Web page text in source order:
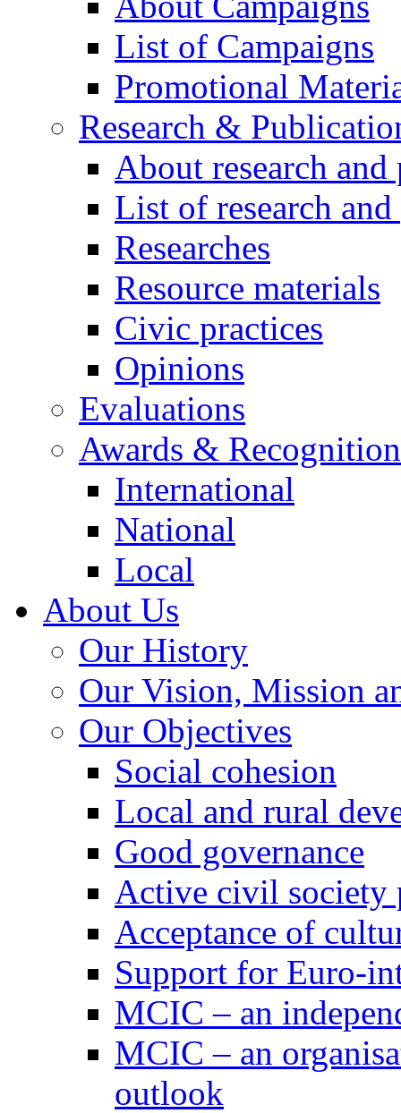
List of Campaigns
Promotional
Research &
About research
List of research
Researches
Resource materials
Civic practices
Opinions
Evaluations
Awards &
International
National
Local
About Us
Our History
Our Vision, Mission
Our Objectives
Social cohesion
Local and rural
Good governance
Active civil society
Acceptance of
Support for Euro-
MCIC – an
MCIC – an
outlook